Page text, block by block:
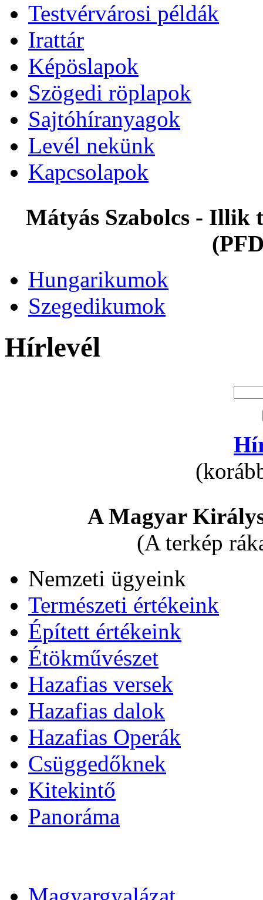
Testvérvárosi példák
Irattár
Képöslapok
Szögedi röplapok
Sajtóhíranyagok
Levél nekünk
Kapcsolapok
Mátyás Szabolcs - Illik
Hungarikumok
Szegedikumok
Hírlevél
A Magyar
(A terkép
Nemzeti ügyeink
Természeti értékeink
Épített értékeink
Étökművészet
Hazafias versek
Hazafias dalok
Hazafias Operák
Csüggedőknek
Kitekintő
Panoráma